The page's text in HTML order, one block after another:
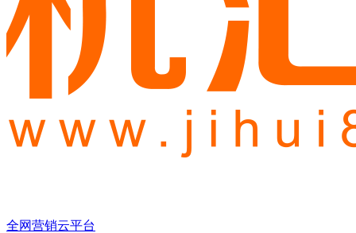
全网营销云平台